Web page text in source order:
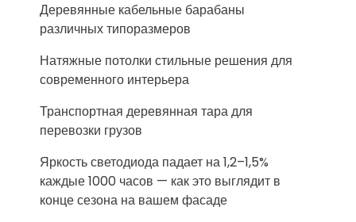
Деревянные кабельные барабаны
различных типоразмеров
Натяжные потолки стильные решения для
современного интерьера
Транспортная деревянная тара для
перевозки грузов
Яркость светодиода падает на 1,2–1,5%
каждые 1000 часов — как это выглядит в
конце сезона на вашем фасаде